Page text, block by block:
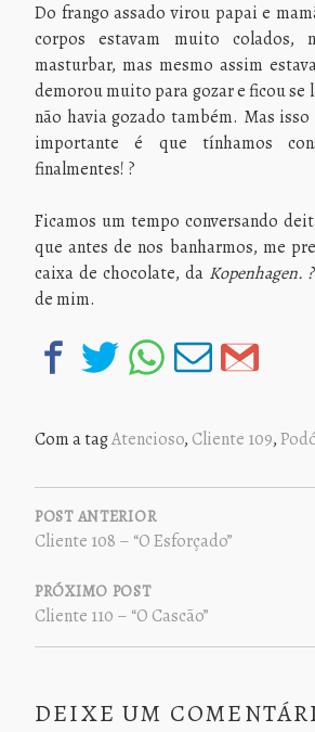
Do frango assado virou papai e
corpos estavam muito colados,
masturbar, mas mesmo assim
demorou muito para gozar e ficou se
não havia gozado também. Mas
importante é que tínhamos
finalmentes! ?
Ficamos um tempo conversando
que antes de nos banharmos, me
caixa de chocolate, da Kopenhagen.
de mim.
Com a tagAtencioso, Cliente 109,
NAVEGAÇÃO
DE
POST
POST ANTERIOR
Cliente 108 – “O Esforçado”
PRÓXIMO POST
Cliente 110 – “O Cascão”
DEIXE UM